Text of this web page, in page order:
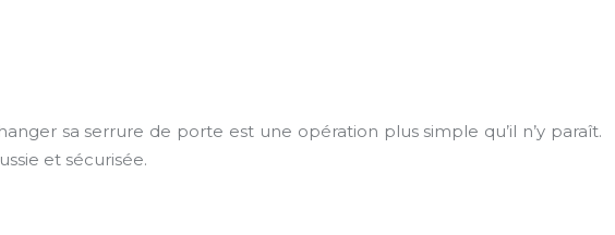
sa serrure de porte est une opération plus simple qu’il n’y paraît.
et sécurisée.